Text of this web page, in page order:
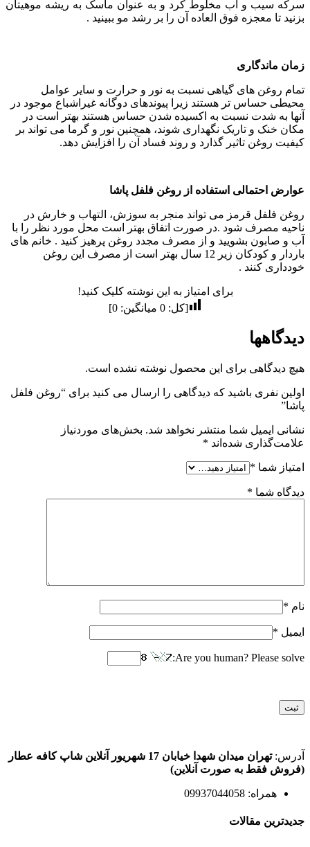
سرکه سیب و آب مخلوط کرد و به عنوان ماسک به ریشه موهیتان
بزنید تا معجزه فوق العاده آن را بر رشد مو ببینید .
زمان ماندگاری
تمام روغن‌ های گیاهی نسبت به نور و حرارت و سایر عوامل
محیطی حساس‌ تر هستند زیرا پیوندهای دوگانه غیراشباع موجود در
آنها به شدت نسبت به اکسیده شدن حساس هستند بهتر است در
مکان خنک و تاریک نگهداری شوند، همچنین نور و گرما می تواند بر
کیفیت روغن تاثیر گذارد و روند فساد آن را افزایش دهد.
عوارض احتمالی استفاده از روغن فلفل پاشا
روغن فلفل قرمز می تواند منجر به سوزش، التهاب و خارش در
ناحیه مصرف شود .در صورت اتفاق بهتر است محل مورد نظر را با
آب و صابون بشویید و از مصرف مجدد روغن پرهیز کنید . خانم های
باردار و کودکان زیر 12 سال بهتر است از مصرف این روغن
خودداری کنند .
برای امتیاز به این نوشته کلیک کنید!
[کل:0 میانگین:0
]
دیدگاهها
هیچ دیدگاهی برای این محصول نوشته نشده است.
اولین نفری باشید که دیدگاهی را ارسال می کنید برای “روغن فلفل
پاشا”
نشانی ایمیل شما منتشر نخواهد شد. بخش‌های موردنیاز
علامت‌گذاری شده‌اند *
امتیاز شما *
دیدگاه شما *
نام *
ایمیل *
Are you human? Please solve:
آدرس:تهران میدان شهدا خیابان 17 شهریور آنلاین شاپ کافه عطار
(فروش فقط به صورت آنلاین)
همراه: 09937044058
جدیدترین مقالات